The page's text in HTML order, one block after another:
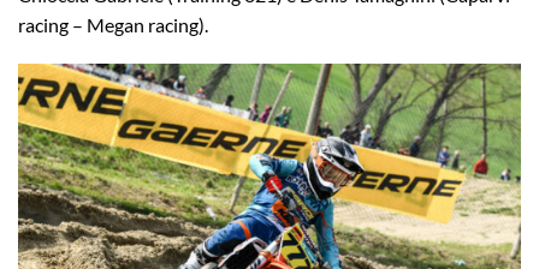
racing – Megan racing).